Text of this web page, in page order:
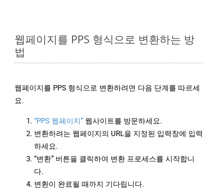
웹페이지를 PPS 형식으로 변환하는 방
법
웹페이지를 PPS 형식으로 변환하려면 다음 단계를 따르세
요.
“PPS 웹페이지” 웹사이트를 방문하세요.
변환하려는 웹페이지의 URL을 지정된 입력창에 입력
하세요.
“변환” 버튼을 클릭하여 변환 프로세스를 시작합니
다.
변환이 완료될 때까지 기다립니다.